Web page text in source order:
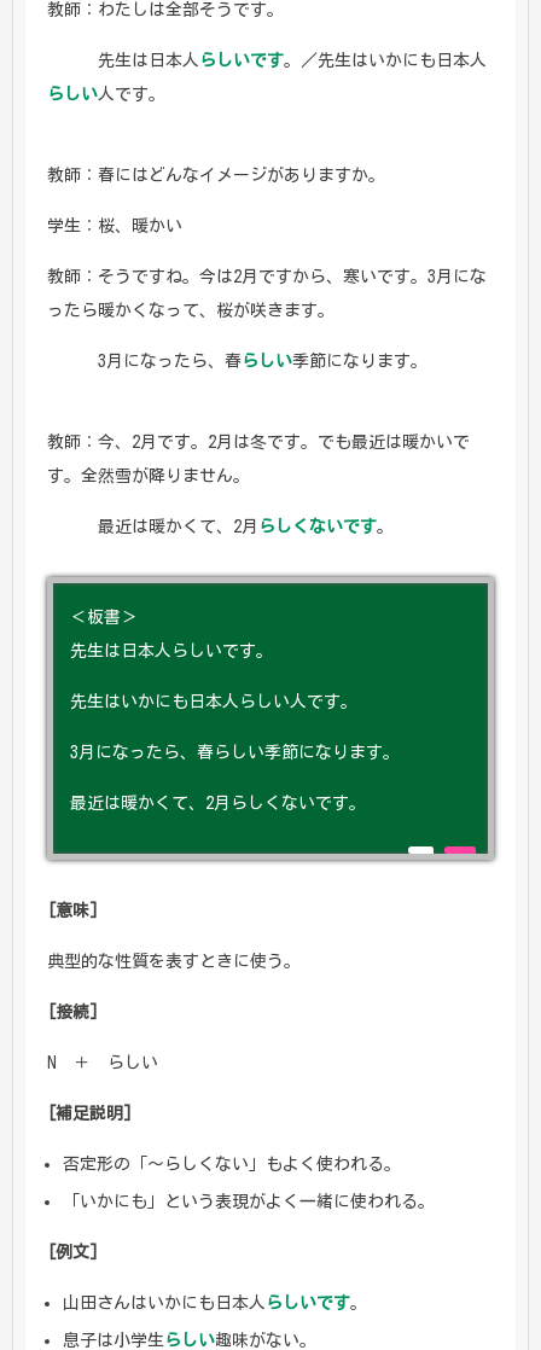
教師：わたしは全部そうです。
先生は日本人 らしいです。／先生はいかにも日本人
らしい人です。
教師：春にはどんなイメージがありますか。
学生：桜、暖かい
教師：そうですね。今は2月ですから、寒いです。3月にな
ったら暖かくなって、桜が咲きます。
3月になったら、春らしい季節になります。
教師：今、2月です。2月は冬です。でも最近は暖かいで
す。全然雪が降りません。
最近は暖かくて、2月 らしくないです。
＜板書＞
先生は日本人らしいです。
先生はいかにも日本人らしい人です。
3月になったら、春らしい季節になります。
最近は暖かくて、2月らしくないです。
[意味]
典型的な性質を表すときに使う。
[接続]
N ＋ らしい
[補足説明]
否定形の「～らしくない」もよく使われる。
「いかにも」という表現がよく一緒に使われる。
[例文]
山田さんはいかにも日本人 らしいです。
息子は小学生 らしい趣味がない。